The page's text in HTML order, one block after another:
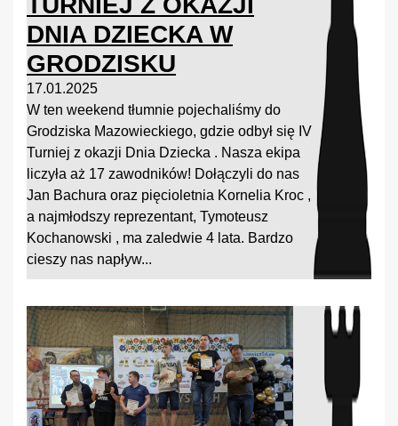
DNIA DZIECKA W
GRODZISKU
17.01.2025
W ten weekend tłumnie pojechaliśmy do
Grodziska Mazowieckiego, gdzie odbył się IV
Turniej z okazji Dnia Dziecka . Nasza ekipa
liczyła aż 17 zawodników! Dołączyli do nas
Jan Bachura oraz pięcioletnia Kornelia Kroc ,
a najmłodszy reprezentant, Tymoteusz
Kochanowski , ma zaledwie 4 lata. Bardzo
cieszy nas napływ...